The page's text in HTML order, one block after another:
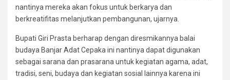
nantinya mereka akan fokus untuk berkarya dan
berkreatifitas melanjutkan pembangunan, ujarnya.
Bupati Giri Prasta berharap dengan diresmikannya balai
budaya Banjar Adat Cepaka ini nantinya dapat digunakan
sebagai sarana dan prasarana untuk kegiatan agama, adat,
tradisi, seni, budaya dan kegiatan sosial lainnya karena ini